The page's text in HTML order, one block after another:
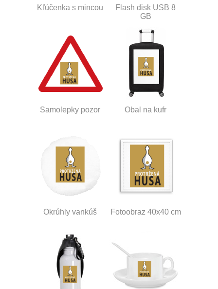
Kľúčenka s mincou
Flash disk USB 8
GB
Samolepky pozor Obal na kufr
Okrúhly vankúš Fotoobraz 40x40 cm